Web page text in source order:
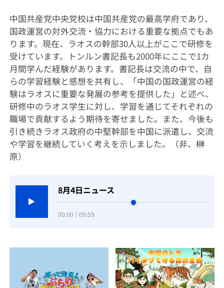
中国共産党中央党校は中国共産党の最高学府であり、
国政運営の対外交流・協力における重要な拠点でもあ
ります。現在、ラオスの幹部30人以上がここで研修を
受けています。トンルン書記長も2000年にここで1カ
月間学んだ経験があります。書記長は交流の中で、自
らの学習経験と感想を共有し、「中国の国政運営の経
験はラオスに重要な発展の参考を提供した」と述べ、
研修中のラオス学生に対し、学習を通じてそれぞれの
職場で貢献するよう期待を寄せました。また、今後も
引き続きラオス政府の中堅幹部を中国に派遣し、交流
や学習を継続していく考えを示しました。（非、榊
原）
8月4日ニュース
00:00 / 09:59